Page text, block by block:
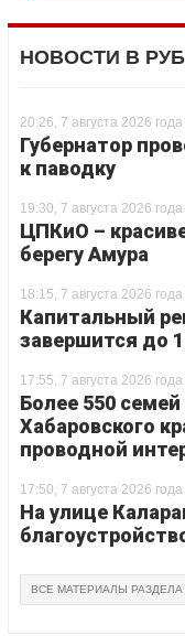
НОВОСТИ В
20:26, 7 августа 2026 года
Губернатор
к паводку
19:30, 7 августа 2026 года
ЦПКиО –
берегу Амура
18:15, 7 августа 2026 года
Капитальный
завершится до
17:55, 7 августа 2026 года
Более 550
Хабаровского
проводной
17:50, 7 августа 2026 года
На улице
ВСЕ МАТЕРИАЛЫ РАЗДЕЛА